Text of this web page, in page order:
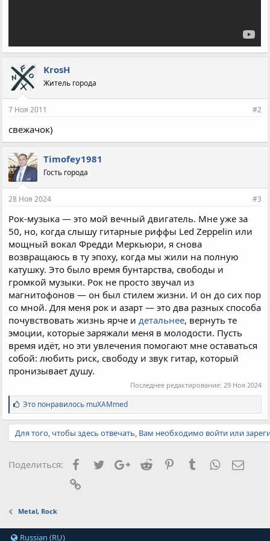
KrosH
Житель города
7 Ноя 2011 #2
свежачок)
Timofey1981
Гость города
28 Ноя 2024 #3
Рок-музыка — это мой вечный двигатель. Мне уже за
50, но, когда слышу гитарные риффы Led Zeppelin или
мощный вокал Фредди Меркьюри, я снова
возвращаюсь в ту эпоху, когда мы жили на полную
катушку. Это было время бунтарства, свободы и
громкой музыки. Рок не просто звучал из
магнитофонов — он был стилем жизни. И он до сих пор
со мной. Для меня рок и азарт — это два разных способа
почувствовать жизнь ярче и детальнее, вернуть те
эмоции, которые заряжали меня в молодости. Пусть
время идёт, но эти увлечения помогают мне оставаться
собой: любить риск, свободу и звук гитар, который
пронизывает душу.
Последнее редактирование: 29 Ноя 2024
С
и
м
п
а
и
и
Это понравилось muXAMmed
Для того, чтобы здесь отвечать, Вам необходимо войти или
Поделиться: Facebook
TwitterGoogle+
Reddit PinterestTumblrWhatsApp
Metal, Rock
Russian (RU)